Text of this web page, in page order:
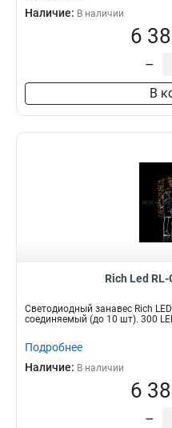
Наличие: В наличии
6
–
В
Rich Led
Светодиодный занавес Rich
соединяемый (до 10 шт). 300
Подробнее
Наличие: В наличии
6
–